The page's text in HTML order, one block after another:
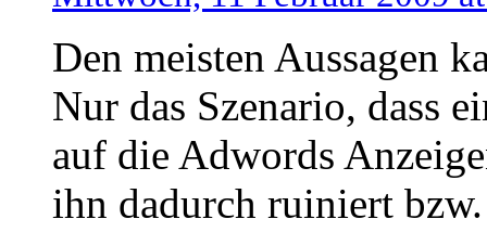
Den meisten Aussagen
Nur das Szenario, dass
auf die Adwords
ihn dadurch ruiniert